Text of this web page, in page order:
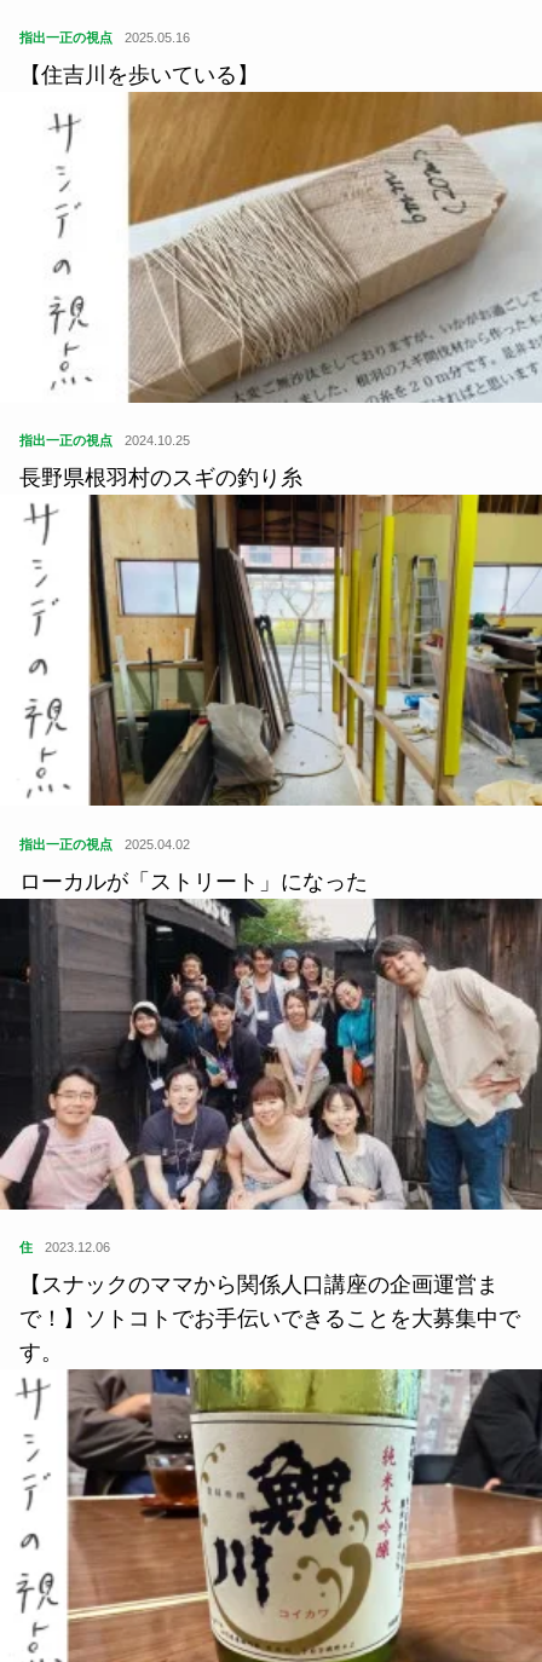
指出一正の視点 2025.05.16
【住吉川を歩いている】
指出一正の視点 2024.10.25
長野県根羽村のスギの釣り糸
指出一正の視点 2025.04.02
ローカルが「ストリート」になった
住 2023.12.06
【スナックのママから関係人口講座の企画運営ま
で！】ソトコトでお手伝いできることを大募集中で
す。